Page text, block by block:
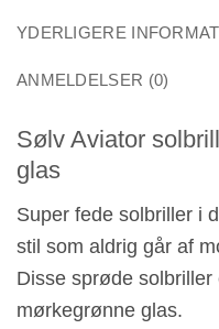
YDERLIGERE
ANMELDELSER (0)
Sølv Aviator
glas
Super fede solbriller i
stil som aldrig går af
Disse sprøde
mørkegrønne glas.